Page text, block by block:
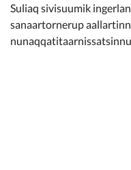
Suliaq sivisuumik
sanaartornerup